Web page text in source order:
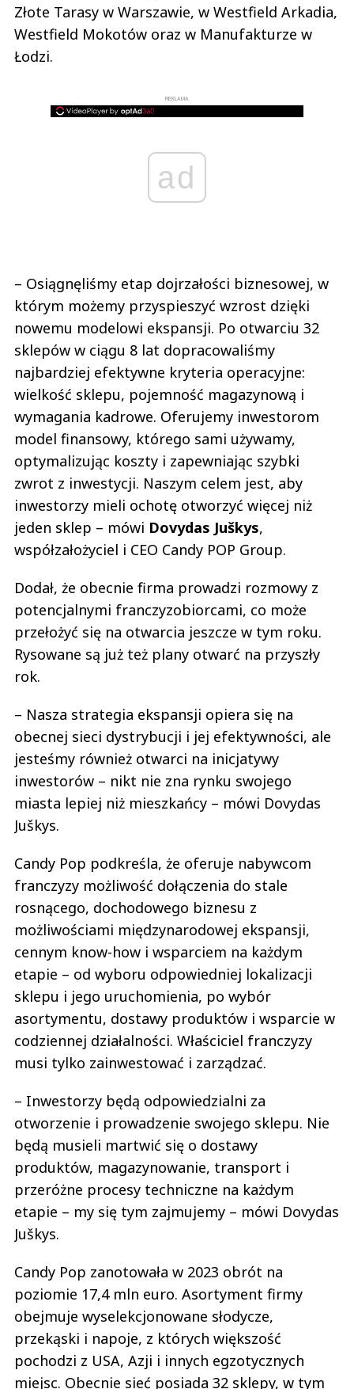
Złote Tarasy w Warszawie, w Westfield Arkadia,
Westfield Mokotów oraz w Manufakturze w
Łodzi.
REKLAMA
ad
– Osiągnęliśmy etap dojrzałości biznesowej, w
którym możemy przyspieszyć wzrost dzięki
nowemu modelowi ekspansji. Po otwarciu 32
sklepów w ciągu 8 lat dopracowaliśmy
najbardziej efektywne kryteria operacyjne:
wielkość sklepu, pojemność magazynową i
wymagania kadrowe. Oferujemy inwestorom
model finansowy, którego sami używamy,
optymalizując koszty i zapewniając szybki
zwrot z inwestycji. Naszym celem jest, aby
inwestorzy mieli ochotę otworzyć więcej niż
jeden sklep – mówi Dovydas Juškys,
współzałożyciel i CEO Candy POP Group.
Dodał, że obecnie firma prowadzi rozmowy z
potencjalnymi franczyzobiorcami, co może
przełożyć się na otwarcia jeszcze w tym roku.
Rysowane są już też plany otwarć na przyszły
rok.
– Nasza strategia ekspansji opiera się na
obecnej sieci dystrybucji i jej efektywności, ale
jesteśmy również otwarci na inicjatywy
inwestorów – nikt nie zna rynku swojego
miasta lepiej niż mieszkańcy – mówi Dovydas
Juškys.
Candy Pop podkreśla, że oferuje nabywcom
franczyzy możliwość dołączenia do stale
rosnącego, dochodowego biznesu z
możliwościami międzynarodowej ekspansji,
cennym know-how i wsparciem na każdym
etapie – od wyboru odpowiedniej lokalizacji
sklepu i jego uruchomienia, po wybór
asortymentu, dostawy produktów i wsparcie w
codziennej działalności. Właściciel franczyzy
musi tylko zainwestować i zarządzać.
– Inwestorzy będą odpowiedzialni za
otworzenie i prowadzenie swojego sklepu. Nie
będą musieli martwić się o dostawy
produktów, magazynowanie, transport i
przeróżne procesy techniczne na każdym
etapie – my się tym zajmujemy – mówi Dovydas
Juškys.
Candy Pop zanotowała w 2023 obrót na
poziomie 17,4 mln euro. Asortyment firmy
obejmuje wyselekcjonowane słodycze,
przekąski i napoje, z których większość
pochodzi z USA, Azji i innych egzotycznych
miejsc. Obecnie sieć posiada 32 sklepy, w tym